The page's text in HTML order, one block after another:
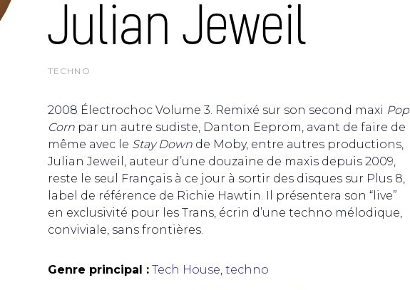
Julian Jeweil
TECHNO
2008 Électrochoc Volume 3. Remixé sur son second maxi Pop
Cornpar un autre sudiste, Danton Eeprom, avant de faire de
même avec le Stay Downde Moby, entre autres productions,
Julian Jeweil, auteur d’une douzaine de maxis depuis 2009,
reste le seul Français à ce jour à sortir des disques sur Plus 8,
label de référence de Richie Hawtin. Il présentera son “live”
en exclusivité pour les Trans, écrin d’une techno mélodique,
conviviale, sans frontières.
Genre principal : Tech House, techno